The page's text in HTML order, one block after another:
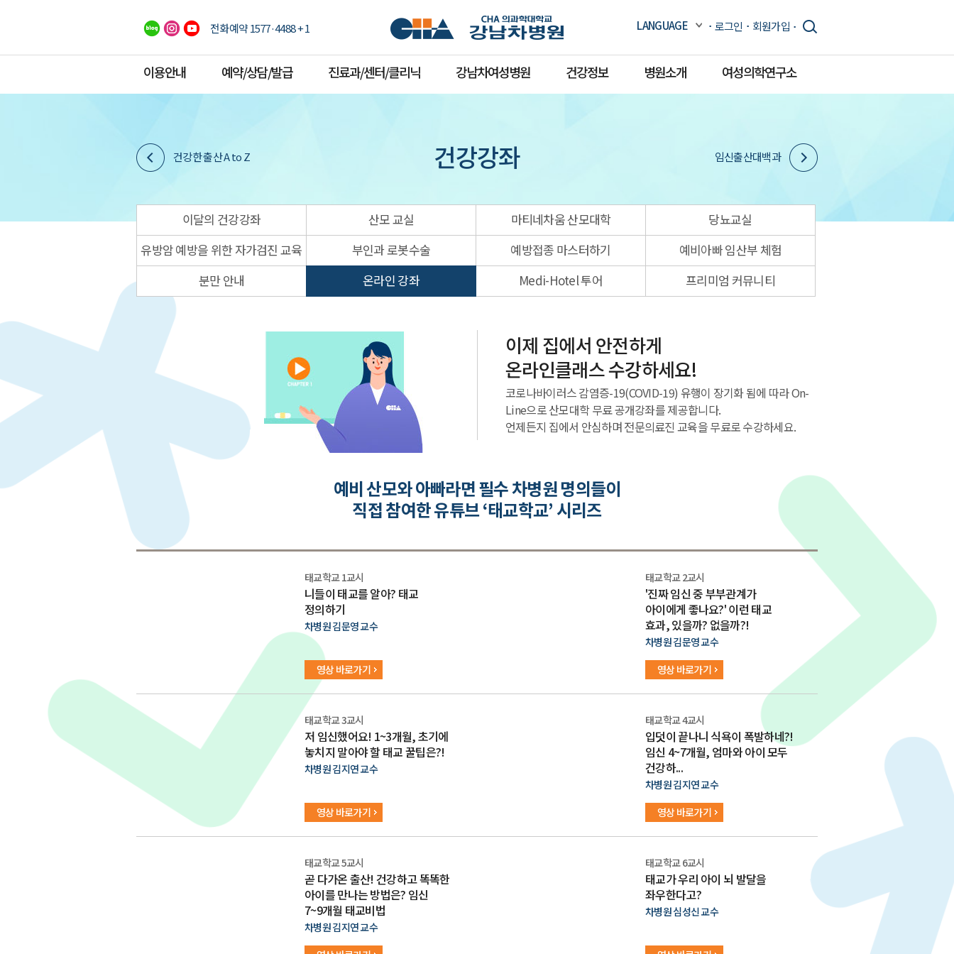
전화예약 1577·4488 + 1 LANGUAGE 로그인 회원가입
이용안내 예약/상담/발급 진료과/센터/클리닉 강남차여성병원 건강정보 병원소개 여성의학연구소
건강한 출산 A to Z 건강강좌 임신출산대백과
이달의 건강강좌 산모 교실 마티네차움 산모대학
당뇨교실
유방암 예방을 위한 자가검진 교육
부인과 로봇수술 예방접종 마스터하기
예비아빠 임산부 체험
분만 안내
온라인 강좌 Medi-Hotel 투어 프리미엄 커뮤니티
이제 집에서 안전하게
온라인클래스 수강하세요!
코로나바이러스 감염증-19(COVID-19) 유행이 장기화 됨에 따라 On-
Line으로 산모대학 무료 공개강좌를 제공합니다.
언제든지 집에서 안심하며 전문의료진 교육을 무료로 수강하세요.
예비 산모와 아빠라면 필수 차병원 명의들이
직접 참여한 유튜브 ‘태교학교’ 시리즈
태교학교 1교시
니들이 태교를 알아? 태교
정의하기
차병원 김문영 교수
영상 바로가기
태교학교 2교시
'진짜 임신 중 부부관계가
아이에게 좋나요?' 이런 태교
효과, 있을까? 없을까?!
차병원 김문영 교수
영상 바로가기
태교학교 3교시
저 임신했어요! 1~3개월, 초기에
놓치지 말아야 할 태교 꿀팁은?!
차병원 김지연 교수
영상 바로가기
태교학교 4교시
입덧이 끝나니 식욕이 폭발하네?!
임신 4~7개월, 엄마와 아이 모두
건강하...
차병원 김지연 교수
영상 바로가기
태교학교 5교시
곧 다가온 출산! 건강하고 똑똑한
아이를 만나는 방법은? 임신
7~9개월 태교비법
차병원 김지연 교수
태교학교 6교시
태교가 우리 아이 뇌 발달을
좌우한다고?
차병원 심성신 교수